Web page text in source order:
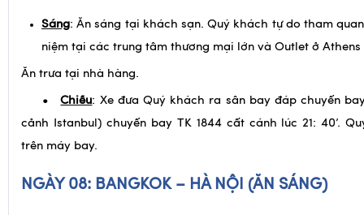
Sáng: Ăn sáng tại khách sạn. Quý khách tự do tham
niệm tại các trung tâm thương mại lớn và Outlet ở Athens
Ăn trưa tại nhà hàng.
•Chiều: Xe đưa Quý khách ra sân bay đáp chuyến
cảnh Istanbul) chuyến bay TK 1844 cất cánh lúc 21: 40’.
trên máy bay.
NGÀY 08: BANGKOK – HÀ NỘI (ĂN SÁNG)